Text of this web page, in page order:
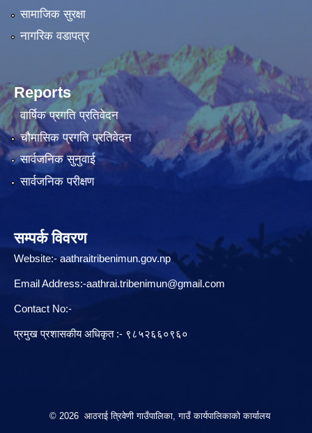
सामाजिक सुरक्षा
नागरिक वडापत्र
Reports
वार्षिक प्रगति प्रतिवेदन
चौमासिक प्रगति प्रतिवेदन
सार्वजनिक सुनुवाई
सार्वजनिक परीक्षण
सम्पर्क विवरण
Website:-aathraitribenimun.gov.np
Email Address:-aathrai.tribenimun@gmail.com
Contact No:-
प्रमुख प्रशासकीय अधिकृत :- ९८५२६६०९६०
© 2026 आठराई त्रिवेणी गाउँपालिका, गाउँ कार्यपालिकाको कार्यालय